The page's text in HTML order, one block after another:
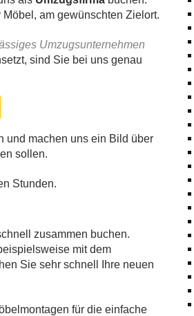
Möbel, am gewünschten Zielort.
Umzugsunternehmen
sind Sie bei uns genau
und machen uns ein Bild über
sollen.
Stunden.
zusammen buchen.
mit dem
Sie sehr schnell Ihre neuen
für die einfache